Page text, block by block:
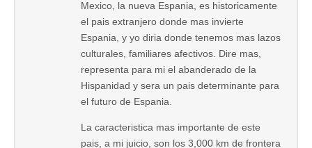
Mexico, la nueva Espania, es historicamente
el pais extranjero donde mas invierte
Espania, y yo diria donde tenemos mas lazos
culturales, familiares afectivos. Dire mas,
representa para mi el abanderado de la
Hispanidad y sera un pais determinante para
el futuro de Espania.
La caracteristica mas importante de este
pais, a mi juicio, son los 3,000 km de frontera